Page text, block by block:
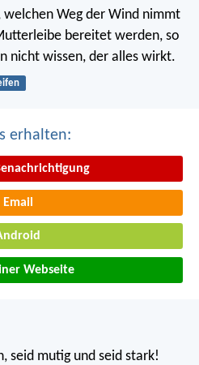
Weg der Wind nimmt
bereitet werden, so
nicht wissen, der alles wirkt.
erhalten:
Email
Webseite
seid mutig und seid stark!